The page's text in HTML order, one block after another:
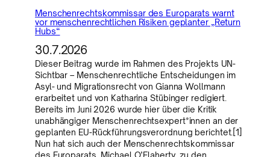
Menschenrechtskommissar des Europarats warnt
vor menschenrechtlichen Risiken geplanter „Return
Hubs“
30.7.2026
Dieser Beitrag wurde im Rahmen des Projekts UN-
Sichtbar – Menschenrechtliche Entscheidungen im
Asyl- und Migrationsrecht von Gianna Wollmann
erarbeitet und von Katharina Stübinger redigiert.
Bereits im Juni 2026 wurde hier über die Kritik
unabhängiger Menschenrechtsexpert*innen an der
geplanten EU-Rückführungsverordnung berichtet.[1]
Nun hat sich auch der Menschenrechtskommissar